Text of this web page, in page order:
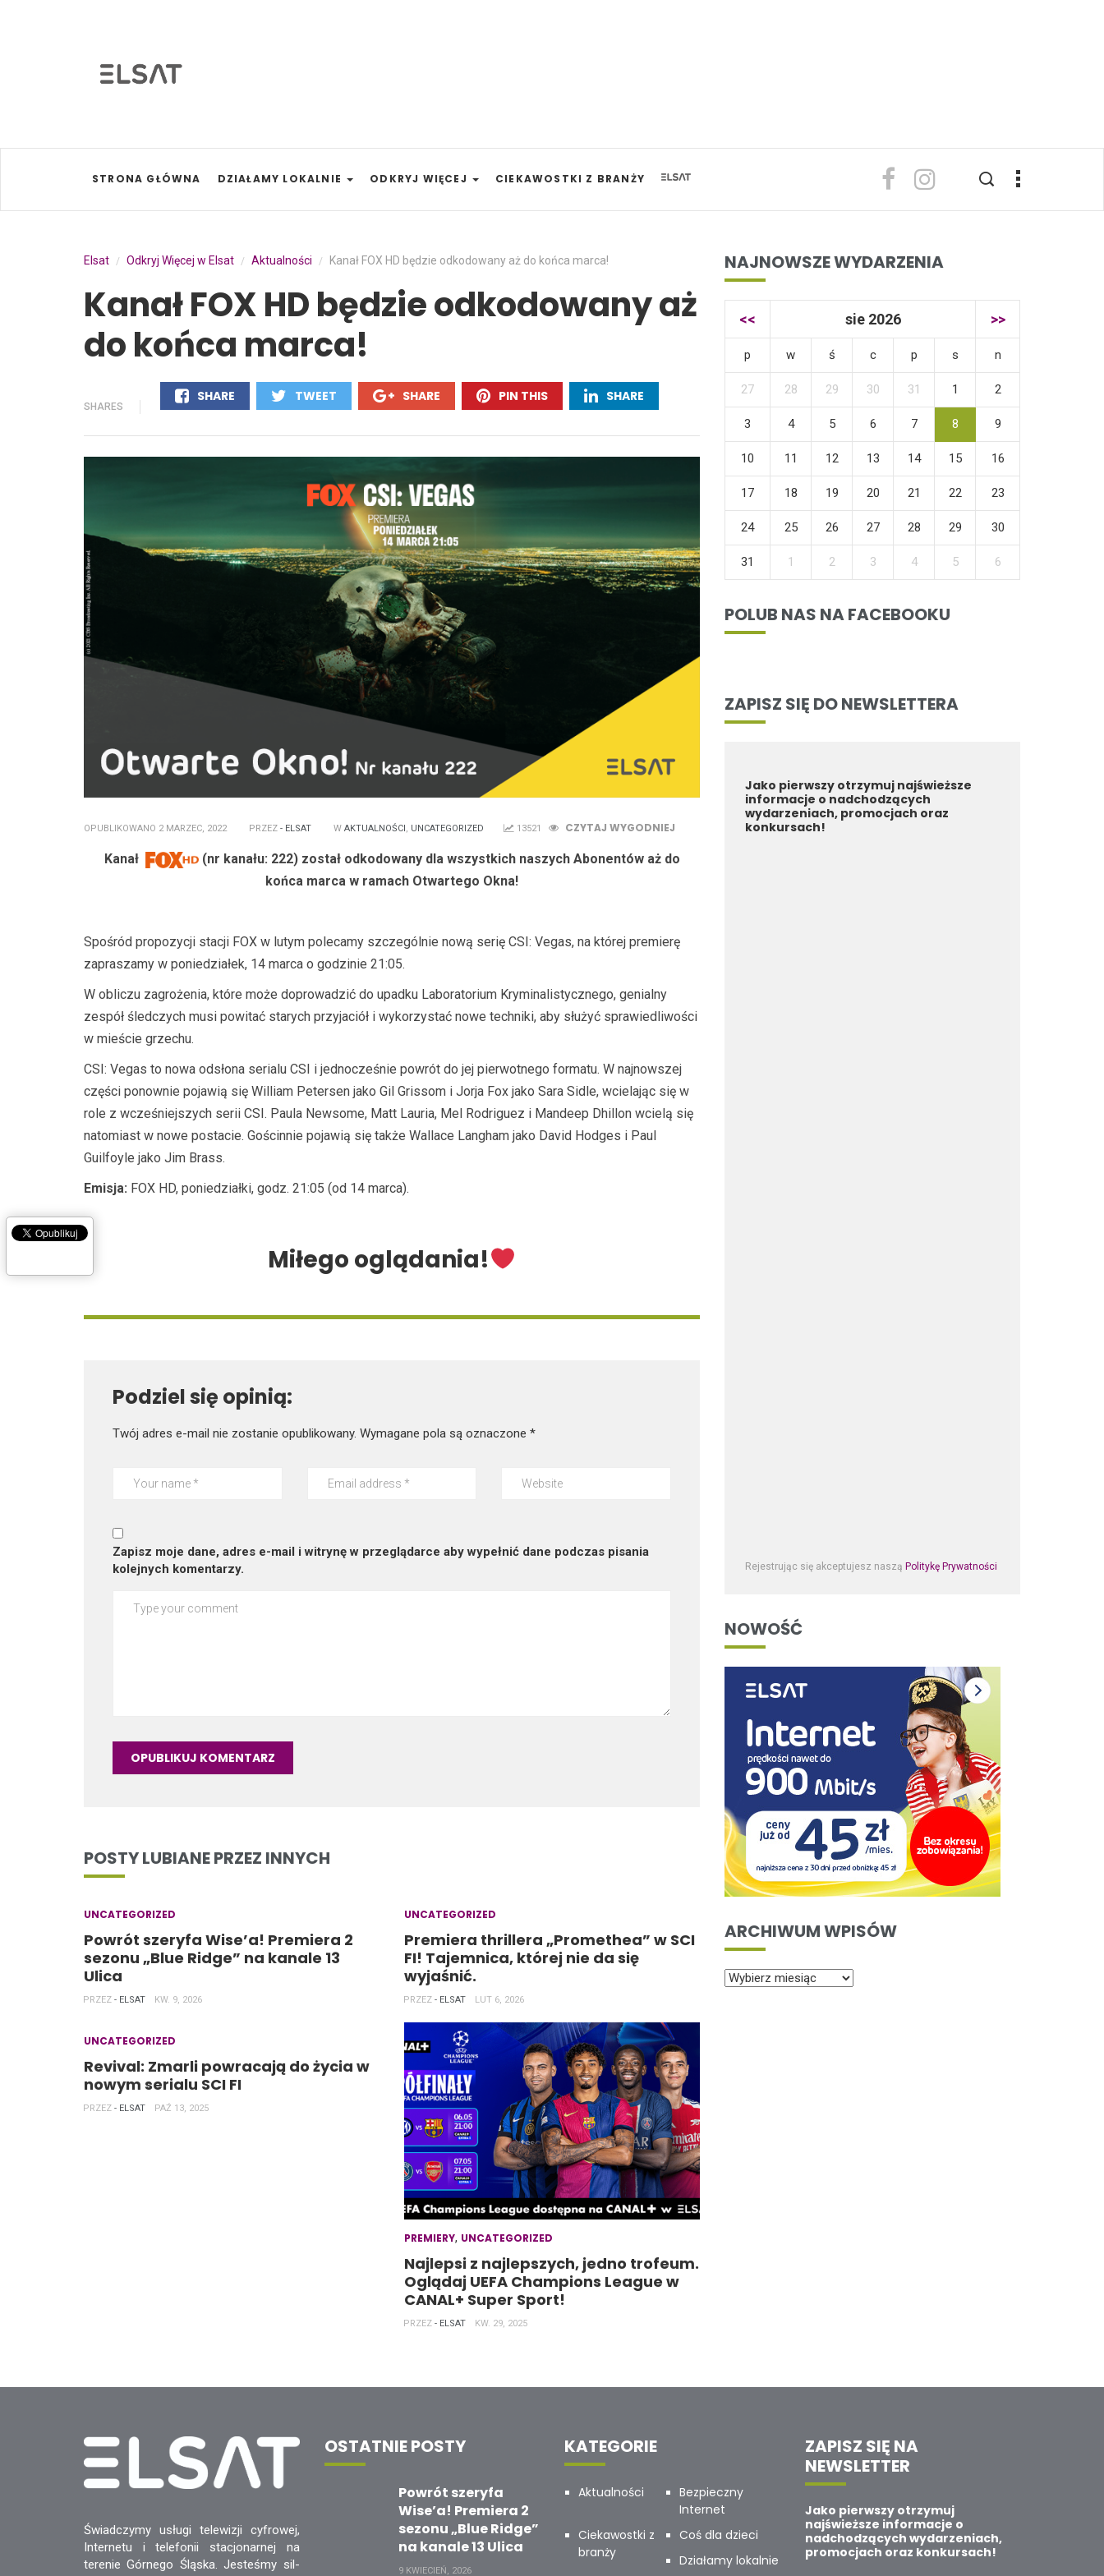
STRONA GŁÓWNA DZIAŁAMY LOKALNIE ODKRYJ WIĘCEJ CIEKAWOSTKI Z BRANŻY
Elsat / Odkryj Więcej w Elsat / Aktualności / Kanał FOX HD będzie odkodowany aż do końca marca!
Kanał FOX HD będzie odkodowany aż
do końca marca!
SHARES
SHARE
TWEET
SHARE PIN THIS SHARE
OPUBLIKOWANO 2 MARZEC, 2022 PRZEZ - ELSAT W AKTUALNOŚCI , UNCATEGORIZED 13521 CZYTAJ WYGODNIEJ
Kanał
(nr kanału: 222) został odkodowany dla wszystkich naszych Abonentów aż do
końca marca w ramach Otwartego Okna!
Spośród propozycji stacji FOX w lutym polecamy szczególnie nową serię CSI: Vegas, na której premierę
zapraszamy w poniedziałek, 14 marca o godzinie 21:05.
W obliczu zagrożenia, które może doprowadzić do upadku Laboratorium Kryminalistycznego, genialny
zespół śledczych musi powitać starych przyjaciół i wykorzystać nowe techniki, aby służyć sprawiedliwości
w mieście grzechu.
CSI: Vegas to nowa odsłona serialu CSI i jednocześnie powrót do jej pierwotnego formatu. W najnowszej
części ponownie pojawią się William Petersen jako Gil Grissom i Jorja Fox jako Sara Sidle, wcielając się w
role z wcześniejszych serii CSI. Paula Newsome, Matt Lauria, Mel Rodriguez i Mandeep Dhillon wcielą się
natomiast w nowe postacie. Gościnnie pojawią się także Wallace Langham jako David Hodges i Paul
Guilfoyle jako Jim Brass.
Emisja: FOX HD, poniedziałki, godz. 21:05 (od 14 marca).
Miłego oglądania!
Podziel się opinią:
Twój adres e-mail nie zostanie opublikowany. Wymagane pola są oznaczone *
Zapisz moje dane, adres e-mail i witrynę w przeglądarce aby wypełnić dane podczas pisania
kolejnych komentarzy.
POSTY LUBIANE PRZEZ INNYCH
UNCATEGORIZED
Powrót szeryfa Wise’a! Premiera 2
sezonu „Blue Ridge” na kanale 13
Ulica
PRZEZ - ELSAT KW. 9, 2026
UNCATEGORIZED
Premiera thrillera „Promethea” w SCI
FI! Tajemnica, której nie da się
wyjaśnić.
PRZEZ - ELSAT LUT 6, 2026
UNCATEGORIZED
Revival: Zmarli powracają do życia w
nowym serialu SCI FI
PRZEZ - ELSAT PAŹ 13, 2025
PREMIERY, UNCATEGORIZED
Najlepsi z najlepszych, jedno trofeum.
Oglądaj UEFA Champions League w
CANAL+ Super Sport!
PRZEZ - ELSAT KW. 29, 2025
NAJNOWSZE WYDARZENIA
<< sie 2026 >>
p w ś c p s n
27 28 29 30 31 1 2
3 4 5 6 7 8 9
10 11 12 13 14 15 16
17 18 19 20 21 22 23
24 25 26 27 28 29 30
31 1 2 3 4 5 6
POLUB NAS NA FACEBOOKU
ZAPISZ SIĘ DO NEWSLETTERA
Jako pierwszy otrzymuj najświeższe
informacje o nadchodzących
wydarzeniach, promocjach oraz
konkursach!
Rejestrując się akceptujesz naszą Politykę Prywatności
NOWOŚĆ
ARCHIWUM WPISÓW
Świadczymy usługi telewizji cyfrowej,
Internetu i telefonii stacjonarnej na
terenie Górnego Śląska. Jesteśmy sil-
OSTATNIE POSTY
Powrót szeryfa
Wise’a! Premiera 2
sezonu „Blue Ridge”
na kanale 13 Ulica
9 KWIECIEŃ, 2026
KATEGORIE
Aktualności
Bezpieczny
Internet
Ciekawostki z
branży
Coś dla dzieci
Działamy lokalnie
ZAPISZ SIĘ NA
NEWSLETTER
Jako pierwszy otrzymuj
najświeższe informacje o
nadchodzących wydarzeniach,
promocjach oraz konkursach!